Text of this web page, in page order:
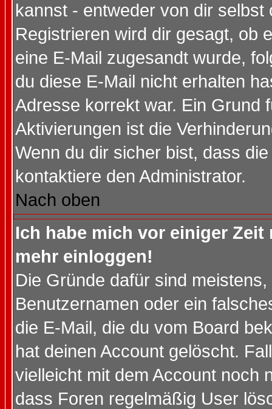
kannst - entweder von dir selbst
Registrieren wird dir gesagt, ob
eine E-Mail zugesandt wurde,
du diese E-Mail nicht erhalten
Adresse korrekt war. Ein Grund
Aktivierungen ist die
Wenn du dir sicher bist, dass
kontaktiere den Administrator.
Nach oben
Ich habe mich vor einiger
mehr einloggen!
Die Gründe dafür sind
Benutzernamen oder ein
die E-Mail, die du vom Board
hat deinen Account gelöscht.
vielleicht mit dem Account noch
dass Foren regelmäßig User